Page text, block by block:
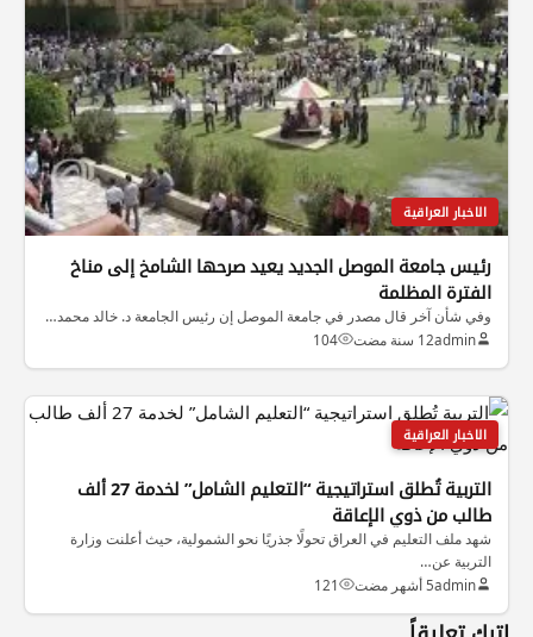
الاخبار العراقية
رئيس جامعة الموصل الجديد يعيد صرحها الشامخ إلى مناخ
الفترة المظلمة
وفي شأن آخر قال مصدر في جامعة الموصل إن رئيس الجامعة د. خالد محمد…
admin12 سنة مضت 104
الاخبار العراقية
التربية تُطلق استراتيجية “التعليم الشامل” لخدمة 27 ألف
طالب من ذوي الإعاقة
شهد ملف التعليم في العراق تحولًا جذريًا نحو الشمولية، حيث أعلنت وزارة
التربية عن…
admin5 أشهر مضت 121